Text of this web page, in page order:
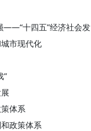
——“十四五”经济社会发
市现代化
”
体系
政策体系